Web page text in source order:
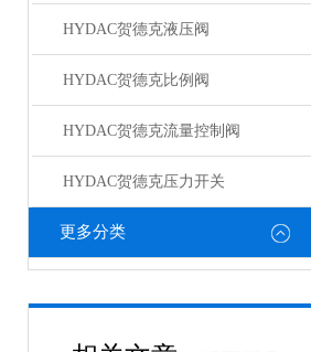
HYDAC贺德克液压阀
HYDAC贺德克比例阀
HYDAC贺德克流量控制阀
HYDAC贺德克压力开关
更多分类